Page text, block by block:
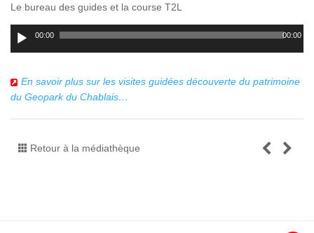
Le bureau des guides et la course T2L
Lecteur00:00 00:00
En savoir plus sur les visites guidées découverte du patrimoine
du Geopark du Chablais…
Retour à la médiathèque